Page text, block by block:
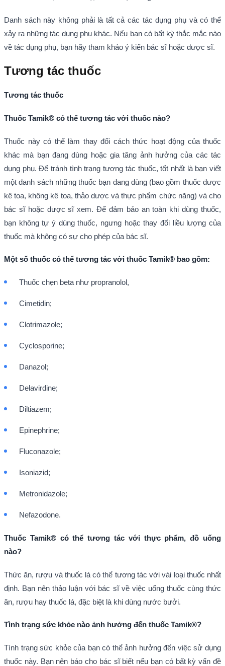
Danh sách này không phải là tất cả các tác dụng phụ và có thể
xảy ra những tác dụng phụ khác. Nếu bạn có bất kỳ thắc mắc nào
về tác dụng phụ, bạn hãy tham khảo ý kiến bác sĩ hoặc dược sĩ.
Tương tác thuốc
Tương tác thuốc
Thuốc Tamik® có thể tương tác với thuốc nào?
Thuốc này có thể làm thay đổi cách thức hoạt động của thuốc
khác mà bạn đang dùng hoặc gia tăng ảnh hưởng của các tác
dụng phụ. Để tránh tình trạng tương tác thuốc, tốt nhất là bạn viết
một danh sách những thuốc bạn đang dùng (bao gồm thuốc được
kê toa, không kê toa, thảo dược và thực phẩm chức năng) và cho
bác sĩ hoặc dược sĩ xem. Để đảm bảo an toàn khi dùng thuốc,
bạn không tự ý dùng thuốc, ngưng hoặc thay đổi liều lượng của
thuốc mà không có sự cho phép của bác sĩ.
Một số thuốc có thể tương tác với thuốc Tamik® bao gồm:
Thuốc chẹn beta như propranolol,
Cimetidin;
Clotrimazole;
Cyclosporine;
Danazol;
Delavirdine;
Diltiazem;
Epinephrine;
Fluconazole;
Isoniazid;
Metronidazole;
Nefazodone.
Thuốc Tamik® có thể tương tác với thực phẩm, đồ uống
nào?
Thức ăn, rượu và thuốc lá có thể tương tác với vài loại thuốc nhất
định. Bạn nên thảo luận với bác sĩ về việc uống thuốc cùng thức
ăn, rượu hay thuốc lá, đặc biệt là khi dùng nước bưởi.
Tình trạng sức khỏe nào ảnh hưởng đến thuốc Tamik®?
Tình trạng sức khỏe của bạn có thể ảnh hưởng đến việc sử dụng
thuốc này. Bạn nên báo cho bác sĩ biết nếu bạn có bất kỳ vấn đề